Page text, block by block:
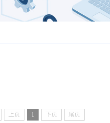
上页 1 下页 尾页